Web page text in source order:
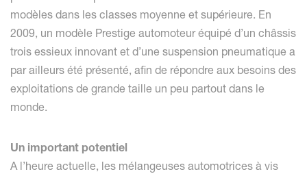
modèles dans les classes moyenne et supérieure. En
2009, un modèle Prestige automoteur équipé d’un châssis
trois essieux innovant et d’une suspension pneumatique a
par ailleurs été présenté, afin de répondre aux besoins des
exploitations de grande taille un peu partout dans le
monde.
Un important potentiel
A l’heure actuelle, les mélangeuses automotrices à vis